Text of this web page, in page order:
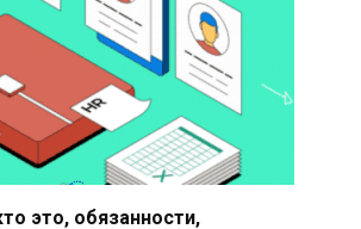
это, обязанности,